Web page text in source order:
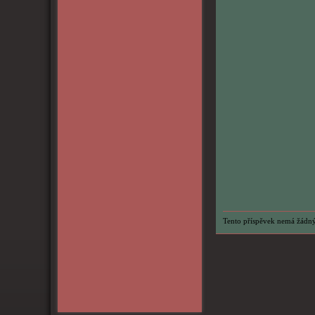
Tento příspěvek nemá